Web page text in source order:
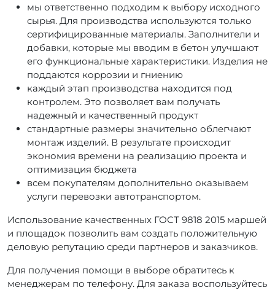
мы ответственно подходим к выбору исходного
сырья. Для производства используются только
сертифицированные материалы. Заполнители и
добавки, которые мы вводим в бетон улучшают
его функциональные характеристики. Изделия не
поддаются коррозии и гниению
каждый этап производства находится под
контролем. Это позволяет вам получать
надежный и качественный продукт
стандартные размеры значительно облегчают
монтаж изделий. В результате происходит
экономия времени на реализацию проекта и
оптимизация бюджета
всем покупателям дополнительно оказываем
услуги перевозки автотранспортом.
Использование качественных ГОСТ 9818 2015 маршей
и площадок позволить вам создать положительную
деловую репутацию среди партнеров и заказчиков.
Для получения помощи в выборе обратитесь к
менеджерам по телефону. Для заказа воспользуйтесь